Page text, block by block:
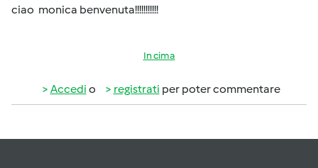
ciao monica benvenuta!!!!!!!!!!!
In cima
Accedi o registrati per poter commentare